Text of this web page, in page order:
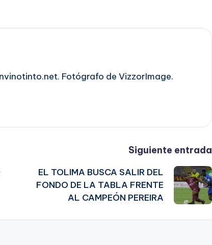
Fotógrafo de VizzorImage.
Siguiente entrada
EL TOLIMA BUSCA SALIR DEL
FONDO DE LA TABLA FRENTE
AL CAMPEÓN PEREIRA